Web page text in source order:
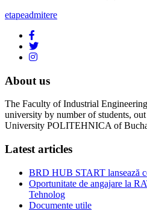
etapeadmitere
About us
The Faculty of Industrial
university by number of students,
University POLITEHNICA of
Latest articles
BRD HUB START lansează
Oportunitate de angajare la
Tehnolog
Documente utile